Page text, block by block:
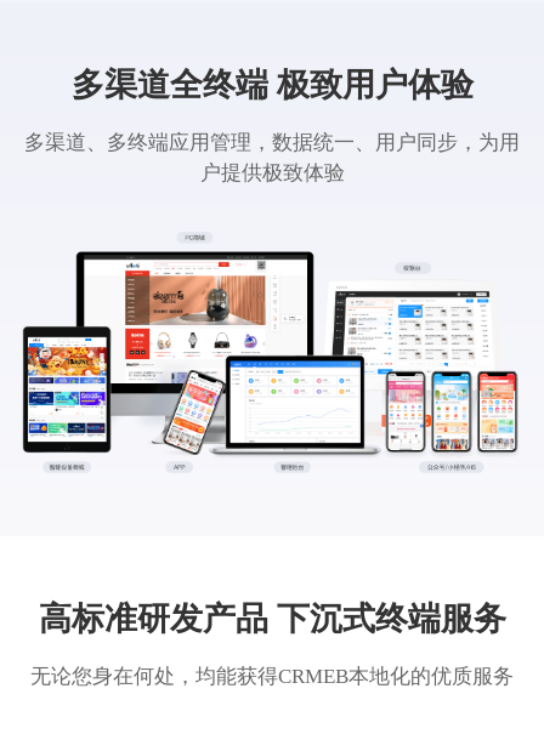
多渠道全终端 极致用户体验
多渠道、多终端应用管理，数据统一、用户同步，为用
户提供极致体验
高标准研发产品 下沉式终端服务
无论您身在何处，均能获得CRMEB本地化的优质服务